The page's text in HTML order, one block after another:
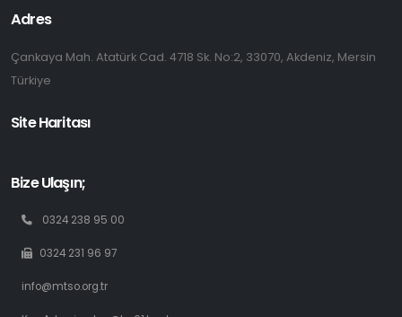
Adres
Çankaya Mah. Atatürk Cad. 4718 Sk. No:2, 33070, Akdeniz, Mersin
Türkiye
Site Haritası
Bize Ulaşın;
0324 238 95 00
0324 231 96 97
info@mtso.org.tr